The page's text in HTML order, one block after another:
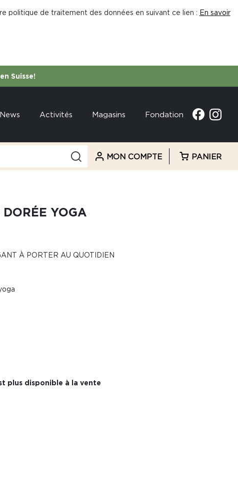
politique de traitement des données en suivant ce lien : En savoir
Suisse!
News Activités Magasins Fondation
MON COMPTE PANIER
YOGA
À PORTER AU QUOTIDIEN
plus disponible à la vente